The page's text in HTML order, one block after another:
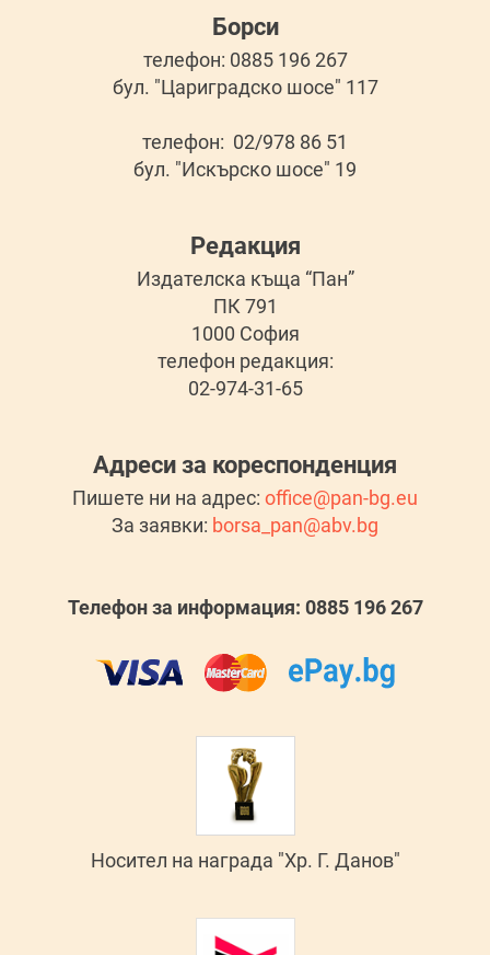
Борси
телефон: 0885 196 267
бул. "Цариградско шосе" 117
телефон: 02/978 86 51
бул. "Искърско шосе" 19
Редакция
Издателска къща “Пан”
ПК 791
1000 София
телефон редакция:
02-974-31-65
Адреси за кореспонденция
Пишете ни на адрес: office@pan-bg.eu
За заявки: borsa_pan@abv.bg
Телефон за информация: 0885 196 267
Носител на награда "Хр. Г. Данов"